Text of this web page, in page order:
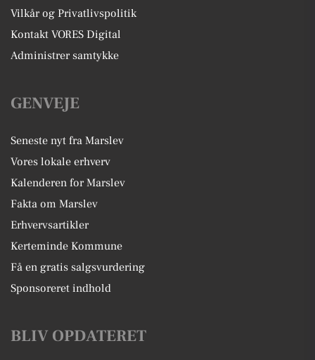
Vilkår og Privatlivspolitik
Kontakt VORES Digital
Administrer samtykke
GENVEJE
Seneste nyt fra Marslev
Vores lokale erhverv
Kalenderen for Marslev
Fakta om Marslev
Erhvervsartikler
Kerteminde Kommune
Få en gratis salgsvurdering
Sponsoreret indhold
BLIV OPDATERET